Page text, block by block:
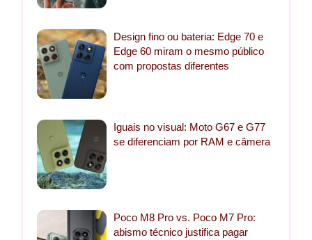
Design fino ou bateria: Edge 70 e
Edge 60 miram o mesmo público
com propostas diferentes
Iguais no visual: Moto G67 e G77
se diferenciam por RAM e câmera
Poco M8 Pro vs. Poco M7 Pro:
abismo técnico justifica pagar